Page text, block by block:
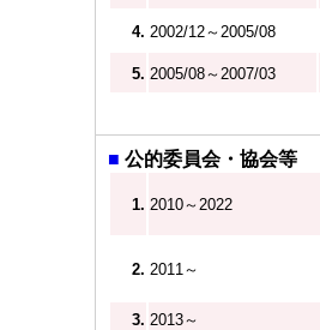
4. 2002/12～2005/08
5. 2005/08～2007/03
■ 公的委員会・協会等
1. 2010～2022
2. 2011～
3. 2013～